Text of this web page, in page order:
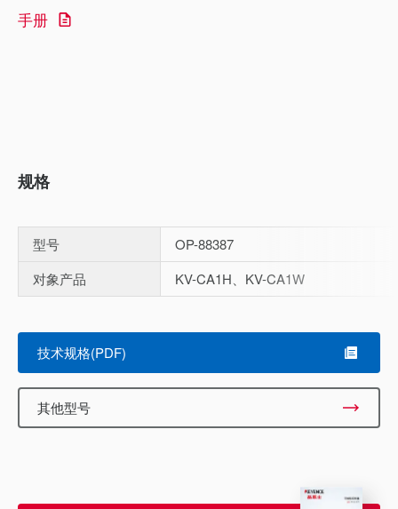
手册
规格
型号
OP-88387
对象产品
KV-CA1H、KV-CA1W
技术规格(PDF)
其他型号